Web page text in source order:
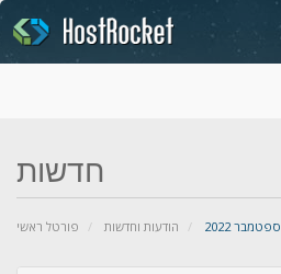
חדשות
פורטל ראשי הודעות וחדשות ספטמבר 2022